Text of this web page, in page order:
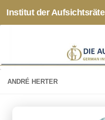
Zum Inhalt springen
Institut der Aufsichtsräte
ANDRÉ HERTER